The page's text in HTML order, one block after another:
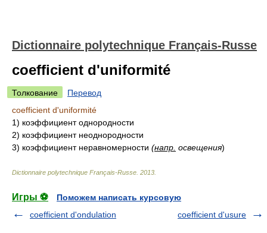
Dictionnaire polytechnique Français-Russe
coefficient d'uniformité
Толкование
Перевод
coefficient d'uniformité
1) коэффициент однородности
2) коэффициент неоднородности
3) коэффициент неравномерности (напр. освещения)
Dictionnaire polytechnique Français-Russe 2013
Игры ⚽
Поможем написать курсовую
coefficient d'ondulation
coefficient d'usure